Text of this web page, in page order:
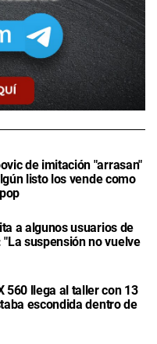
de imitación "arrasan"
listo los vende como
a algunos usuarios de
"La suspensión no vuelve
560 llega al taller con 13
escondida dentro de